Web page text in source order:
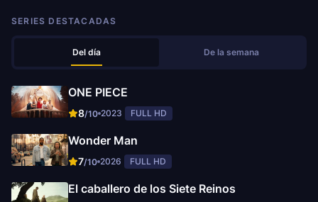
SERIES DESTACADAS
Del día De la semana
ONE PIECE
8/10 2023 FULL HD
Wonder Man
7/10 2026 FULL HD
El caballero de los Siete Reinos